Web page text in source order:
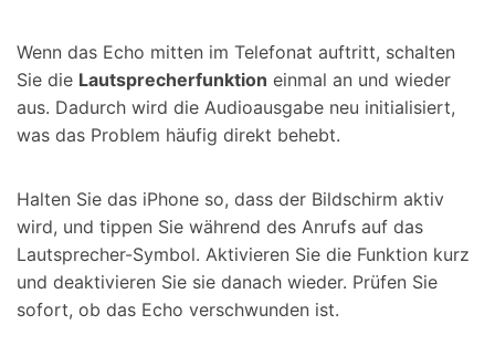
Wenn das Echo mitten im Telefonat auftritt, schalten
Sie die Lautsprecherfunktion einmal an und wieder
aus. Dadurch wird die Audioausgabe neu initialisiert,
was das Problem häufig direkt behebt.
Halten Sie das iPhone so, dass der Bildschirm aktiv
wird, und tippen Sie während des Anrufs auf das
Lautsprecher-Symbol. Aktivieren Sie die Funktion kurz
und deaktivieren Sie sie danach wieder. Prüfen Sie
sofort, ob das Echo verschwunden ist.